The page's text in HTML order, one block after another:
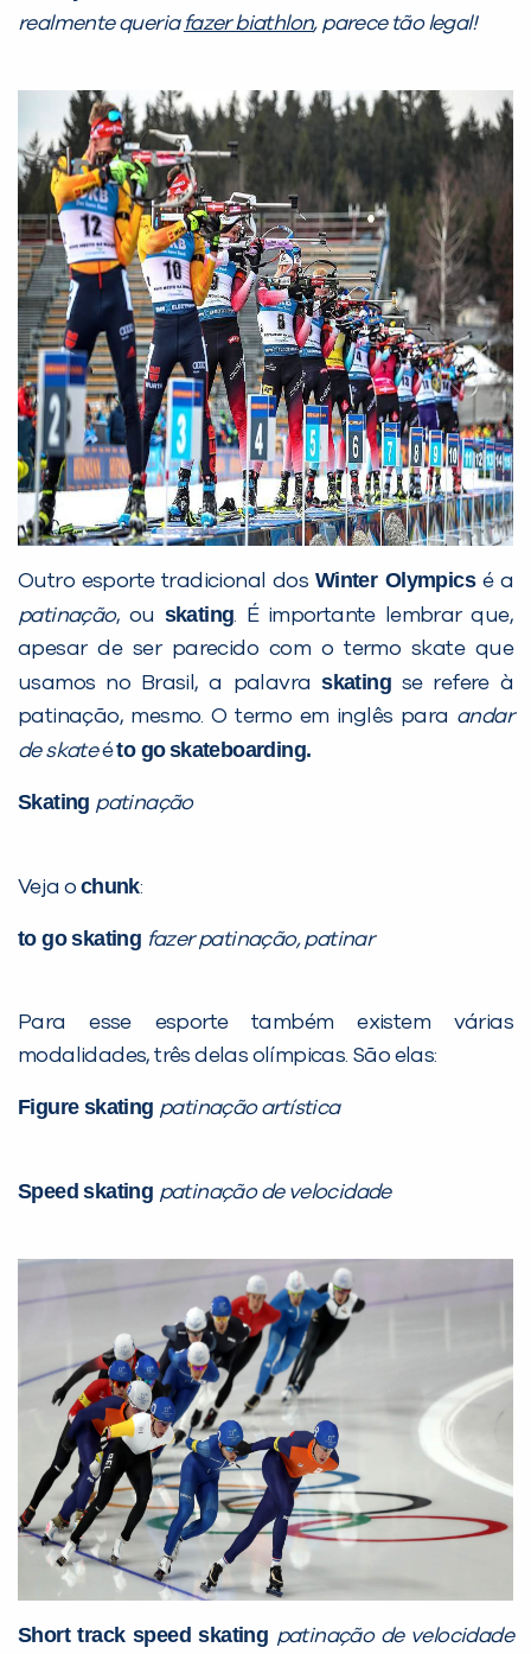
realmente queria fazer biathlon, parece tão legal!
Outro esporte tradicional dos Winter Olympicsé a
patinação, ou skating. É importante lembrar que,
apesar de ser parecido com o termo skate que
usamos no Brasil, a palavraskating se refere à
patinação, mesmo. O termo em inglês para andar
de skateéto goskateboarding.
Skating patinação
Veja o chunk:
to go skating fazer patinação, patinar
Para esse esporte também existem várias
modalidades, três delas olímpicas. São elas:
Figure skating patinação artística
Speed skating patinação de velocidade
Short track speed skating patinação de velocidade